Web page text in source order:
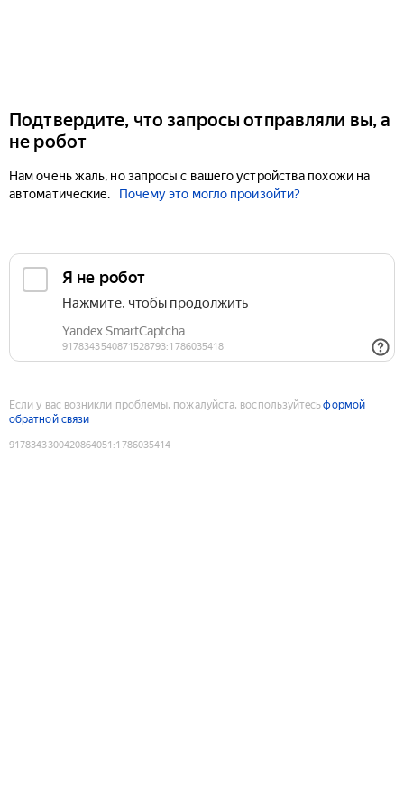
Подтвердите, что запросы отправляли вы, а
не робот
Нам очень жаль, но запросы с вашего устройства похожи на
автоматические.
Почему это могло произойти?
Если у вас возникли проблемы, пожалуйста, воспользуйтесьформой
обратной связи
9178343300420864051 :1786035414